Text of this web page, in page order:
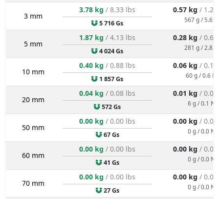
3 mm
3.78 kg / 8.33 lbs
5 716 Gs
0.57 kg /
567 g / 5.6 N
5 mm
1.87 kg / 4.13 lbs
4 024 Gs
0.28 kg /
281 g / 2.8 N
10 mm
0.40 kg / 0.88 lbs
1 857 Gs
0.06 kg /
60 g / 0.6 N
20 mm
0.04 kg / 0.08 lbs
572 Gs
0.01 kg /
6 g / 0.1 N
50 mm
0.00 kg / 0.00 lbs
67 Gs
0.00 kg /
0 g / 0.0 N
60 mm
0.00 kg / 0.00 lbs
41 Gs
0.00 kg /
0 g / 0.0 N
70 mm
0.00 kg / 0.00 lbs
27 Gs
0.00 kg /
0 g / 0.0 N